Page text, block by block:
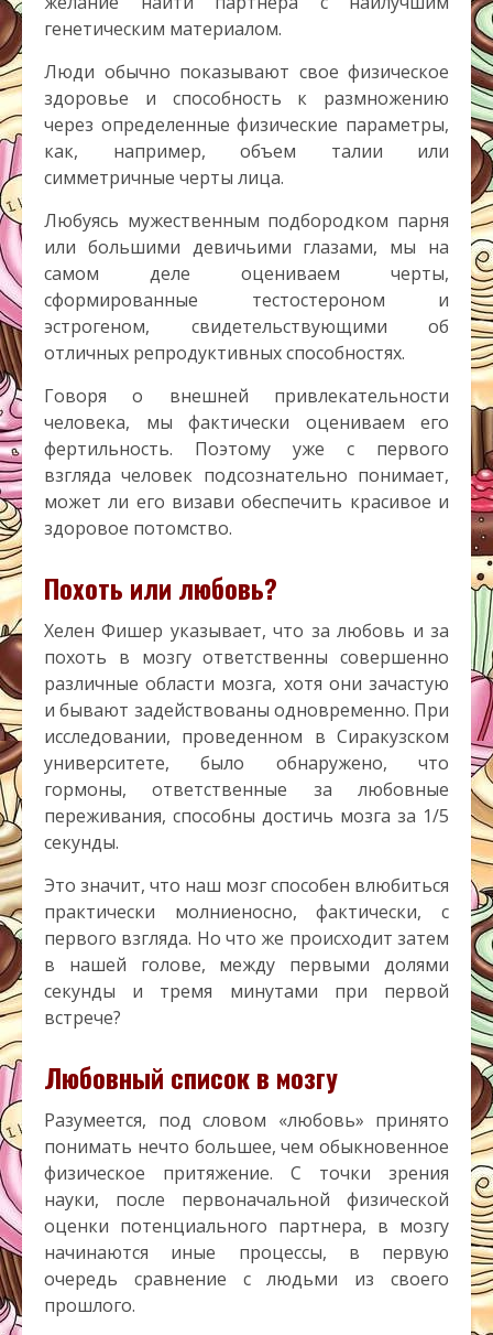
генетическим материалом.
Люди обычно показывают свое физическое
здоровье и способность к размножению
через определенные физические параметры,
как, например, объем талии или
симметричные черты лица.
Любуясь мужественным подбородком парня
или большими девичьими глазами, мы на
самом деле оцениваем черты,
сформированные тестостероном и
эстрогеном, свидетельствующими об
отличных репродуктивных способностях.
Говоря о внешней привлекательности
человека, мы фактически оцениваем его
фертильность. Поэтому уже с первого
взгляда человек подсознательно понимает,
может ли его визави обеспечить красивое и
здоровое потомство.
Похоть или любовь?
Хелен Фишер указывает, что за любовь и за
похоть в мозгу ответственны совершенно
различные области мозга, хотя они зачастую
и бывают задействованы одновременно. При
исследовании, проведенном в Сиракузском
университете, было обнаружено, что
гормоны, ответственные за любовные
переживания, способны достичь мозга за 1/5
секунды.
Это значит, что наш мозг способен влюбиться
практически молниеносно, фактически, с
первого взгляда. Но что же происходит затем
в нашей голове, между первыми долями
секунды и тремя минутами при первой
встрече?
Любовный список в мозгу
Разумеется, под словом «любовь» принято
понимать нечто большее, чем обыкновенное
физическое притяжение. С точки зрения
науки, после первоначальной физической
оценки потенциального партнера, в мозгу
начинаются иные процессы, в первую
очередь сравнение с людьми из своего
прошлого.